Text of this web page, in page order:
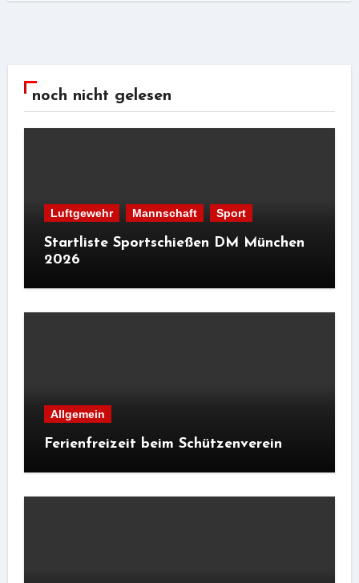
noch nicht gelesen
Luftgewehr Mannschaft Sport
Startliste Sportschießen DM München
2026
Allgemein
Ferienfreizeit beim Schützenverein